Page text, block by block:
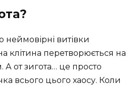
неймовірні витівки
клітина перетворюється на
А от зигота… це просто
всього цього хаосу. Коли